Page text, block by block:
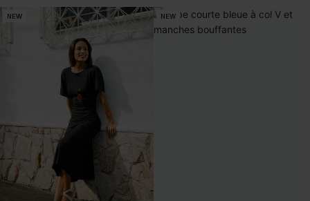
NEW NEW